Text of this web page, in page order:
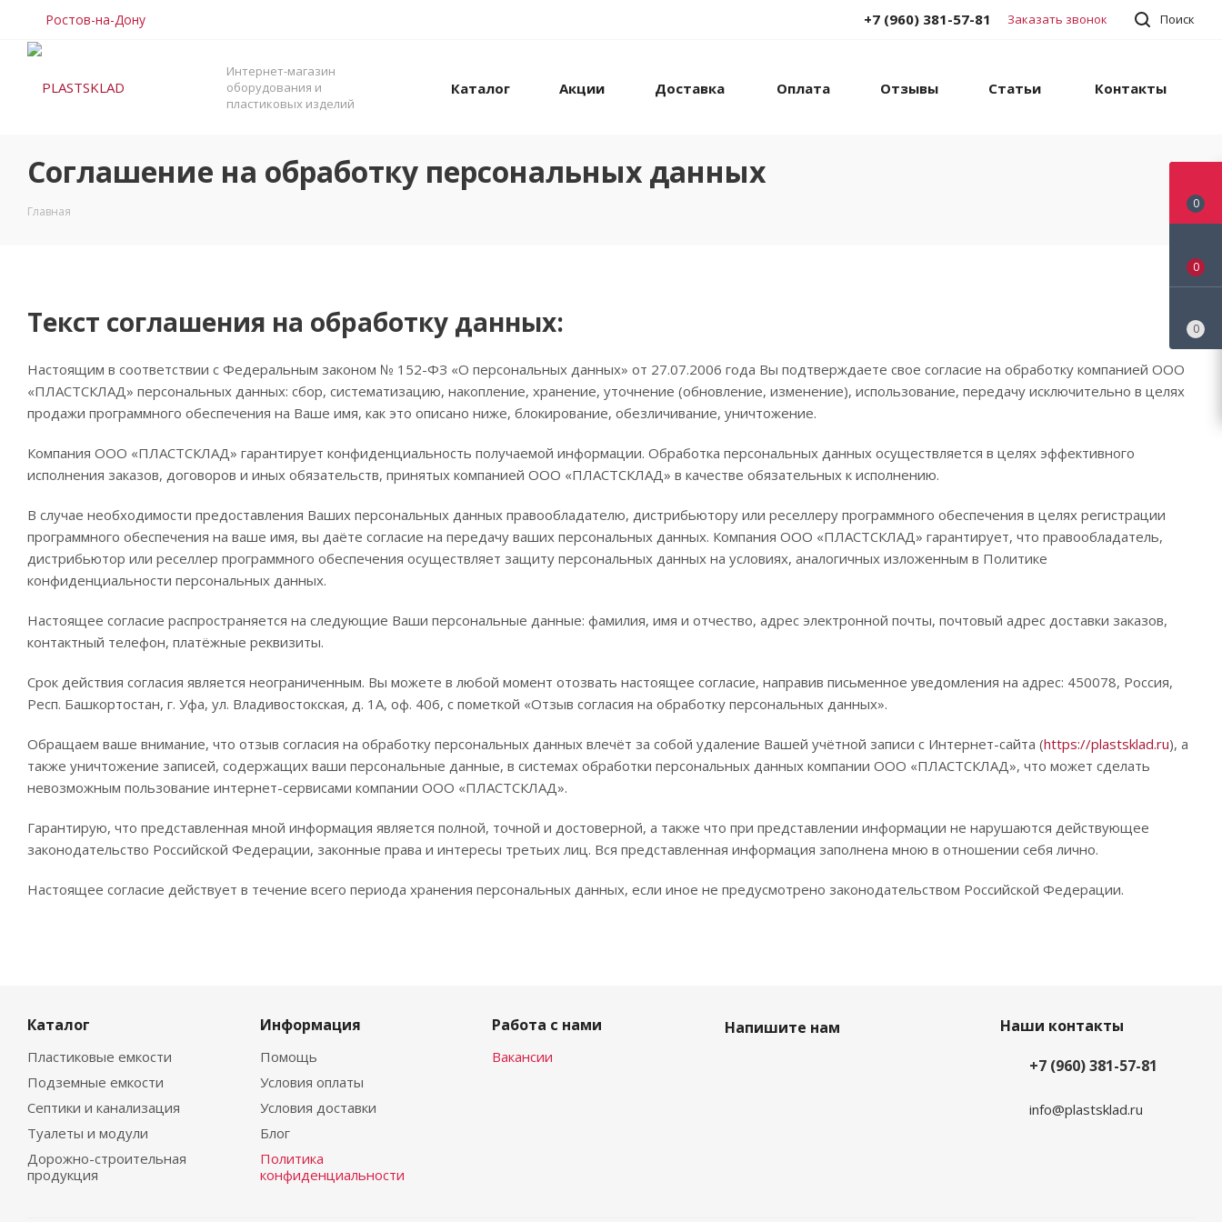
Ростов-на-Дону Поиск
+7 (960) 381-57-81 Заказать звонок
Интернет-магазин
оборудования и
пластиковых изделий
Каталог Акции Доставка Оплата Отзывы Статьи Контакты
Соглашение на обработку персональных данных
Главная
Текст соглашения на обработку данных:
Настоящим в соответствии с Федеральным законом № 152-ФЗ «О персональных данных» от 27.07.2006 года Вы подтверждаете свое согласие на обработку компанией ООО
«ПЛАСТСКЛАД» персональных данных: сбор, систематизацию, накопление, хранение, уточнение (обновление, изменение), использование, передачу исключительно в целях
продажи программного обеспечения на Ваше имя, как это описано ниже, блокирование, обезличивание, уничтожение.
Компания ООО «ПЛАСТСКЛАД» гарантирует конфиденциальность получаемой информации. Обработка персональных данных осуществляется в целях эффективного
исполнения заказов, договоров и иных обязательств, принятых компанией ООО «ПЛАСТСКЛАД» в качестве обязательных к исполнению.
В случае необходимости предоставления Ваших персональных данных правообладателю, дистрибьютору или реселлеру программного обеспечения в целях регистрации
программного обеспечения на ваше имя, вы даёте согласие на передачу ваших персональных данных. Компания ООО «ПЛАСТСКЛАД» гарантирует, что правообладатель,
дистрибьютор или реселлер программного обеспечения осуществляет защиту персональных данных на условиях, аналогичных изложенным в Политике
конфиденциальности персональных данных.
Настоящее согласие распространяется на следующие Ваши персональные данные: фамилия, имя и отчество, адрес электронной почты, почтовый адрес доставки заказов,
контактный телефон, платёжные реквизиты.
Срок действия согласия является неограниченным. Вы можете в любой момент отозвать настоящее согласие, направив письменное уведомления на адрес: 450078, Россия,
Респ. Башкортостан, г. Уфа, ул. Владивостокская, д. 1А, оф. 406, с пометкой «Отзыв согласия на обработку персональных данных».
Обращаем ваше внимание, что отзыв согласия на обработку персональных данных влечёт за собой удаление Вашей учётной записи с Интернет-сайта (https://plastsklad.ru), а
также уничтожение записей, содержащих ваши персональные данные, в системах обработки персональных данных компании ООО «ПЛАСТСКЛАД», что может сделать
невозможным пользование интернет-сервисами компании ООО «ПЛАСТСКЛАД».
Гарантирую, что представленная мной информация является полной, точной и достоверной, а также что при представлении информации не нарушаются действующее
законодательство Российской Федерации, законные права и интересы третьих лиц. Вся представленная информация заполнена мною в отношении себя лично.
Настоящее согласие действует в течение всего периода хранения персональных данных, если иное не предусмотрено законодательством Российской Федерации.
Каталог
Пластиковые емкости
Подземные емкости
Септики и канализация
Туалеты и модули
Дорожно-строительная
продукция
Информация
Помощь
Условия оплаты
Условия доставки
Блог
Политика
конфиденциальности
Работа с нами
Вакансии
Напишите нам
Наши контакты
+7 (960) 381-57-81
info@plastsklad.ru
0
0
0